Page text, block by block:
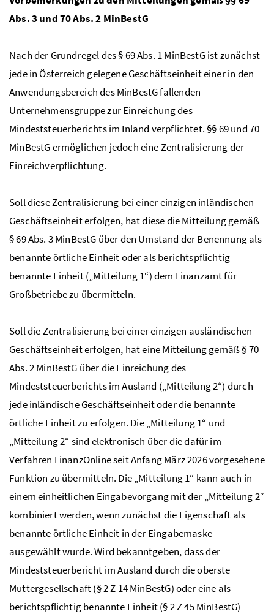
Abs.3 und 70Abs. 2 MinBestG
Nach der Grundregel des § 69Abs. 1MinBestGist zunächst
jede in Österreich gelegene Geschäftseinheit einer in den
Anwendungsbereich desMinBestGfallenden
Unternehmensgruppe zur Einreichung des
Mindeststeuerberichts im Inland verpflichtet. §§ 69 und 70
MinBestGermöglichen jedoch eine Zentralisierung der
Einreichverpflichtung.
Soll diese Zentralisierung bei einer einzigen inländischen
Geschäftseinheit erfolgen, hat diese die Mitteilung gemäß
§ 69Abs. 3MinBestG über den Umstand der Benennung als
benannte örtliche Einheit oder als berichtspflichtig
benannte Einheit („Mitteilung 1“) dem Finanzamt für
Großbetriebe zu übermitteln.
Soll die Zentralisierung bei einer einzigen ausländischen
Geschäftseinheit erfolgen, hat eine Mitteilung gemäß § 70
Abs.2MinBestG über die Einreichung des
Mindeststeuerberichts im Ausland („Mitteilung 2“) durch
jede inländische Geschäftseinheit oder die benannte
örtliche Einheit zu erfolgen. Die „Mitteilung 1“ und
„Mitteilung 2“ sind elektronisch über die dafür im
Verfahren FinanzOnline seit Anfang März 2026 vorgesehene
Funktion zu übermitteln. Die „Mitteilung 1“ kann auch in
einem einheitlichen Eingabevorgang mit der „Mitteilung 2“
kombiniert werden, wenn zunächst die Eigenschaft als
benannte örtliche Einheit in der Eingabemaske
ausgewählt wurde. Wird bekanntgeben, dass der
Mindeststeuerbericht im Ausland durch die oberste
Muttergesellschaft (§ 2Z 14MinBestG) oder eine als
berichtspflichtig benannte Einheit (§ 2Z45MinBestG)